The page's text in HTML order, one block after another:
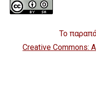
Το
Creative Commons: